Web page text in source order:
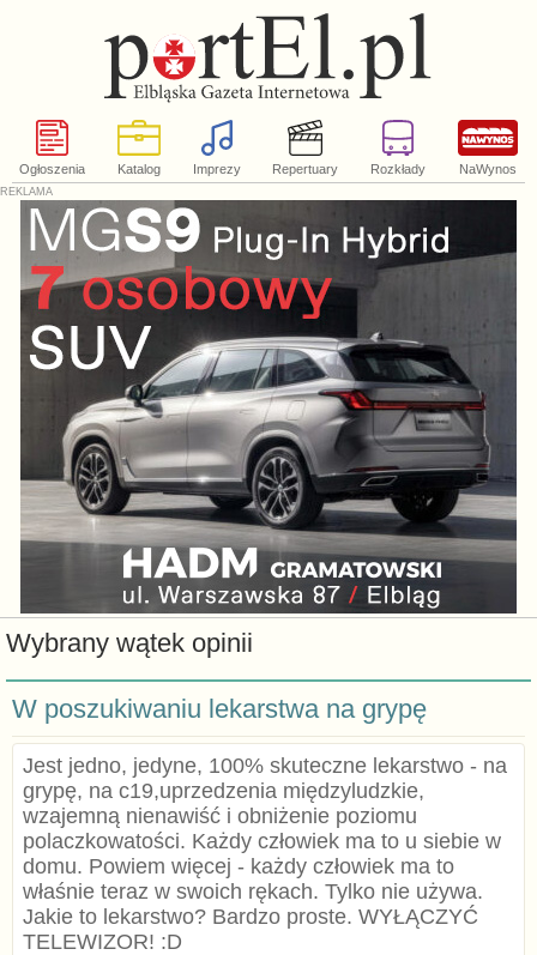
Ogłoszenia Katalog Imprezy Repertuary Rozkłady NaWynos
Wybrany wątek opinii
W poszukiwaniu lekarstwa na grypę
Jest jedno, jedyne, 100% skuteczne lekarstwo - na
grypę, na c19,uprzedzenia międzyludzkie,
wzajemną nienawiść i obniżenie poziomu
polaczkowatości. Każdy człowiek ma to u siebie w
domu. Powiem więcej - każdy człowiek ma to
właśnie teraz w swoich rękach. Tylko nie używa.
Jakie to lekarstwo? Bardzo proste. WYŁĄCZYĆ
TELEWIZOR! :D